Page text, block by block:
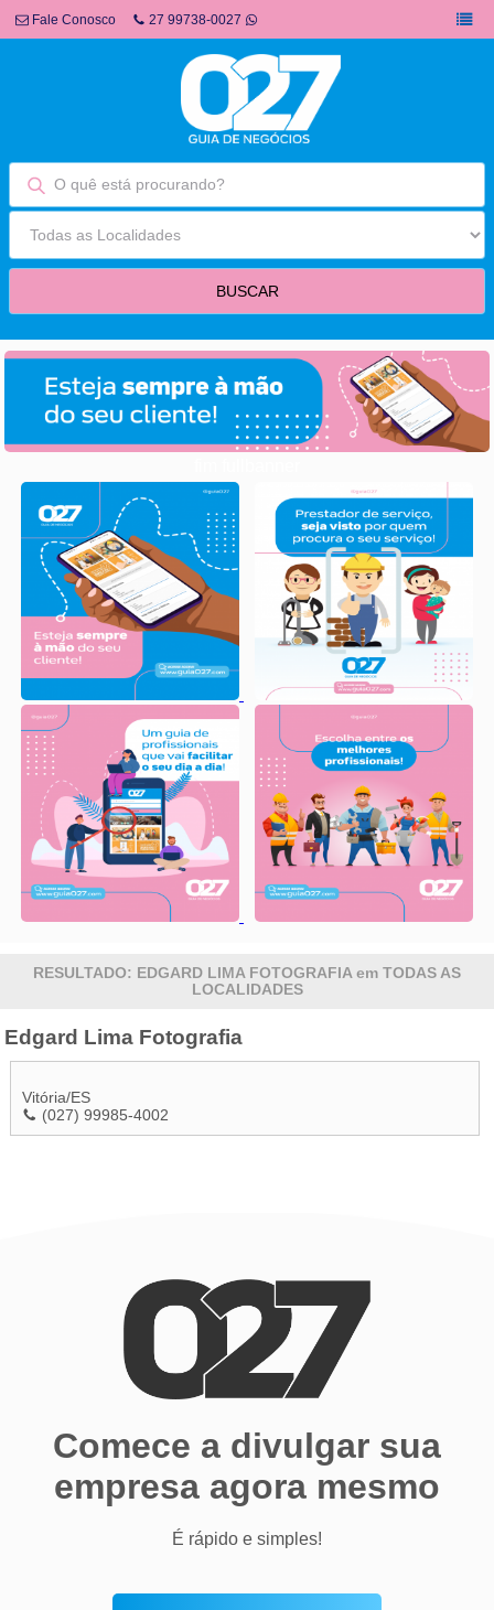
Fale Conosco 27 99738-0027
RESULTADO: EDGARD LIMA FOTOGRAFIA em TODAS AS
LOCALIDADES
Edgard Lima Fotografia
Vitória/ES
(027) 99985-4002
Comece a divulgar sua
empresa agora mesmo
É rápido e simples!